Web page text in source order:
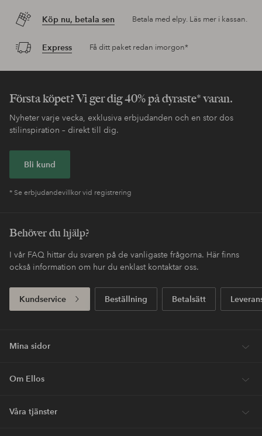
Köp nu, betala sen Betala med elpy. Läs mer i kassan.
Express Få ditt paket redan imorgon*
Första köpet? Vi ger dig 40% på dyraste* varan.
Nyheter varje vecka, exklusiva erbjudanden och en stor dos
stilinspiration – direkt till dig.
Bli kund
* Se erbjudandevillkor vid registrering
Behöver du hjälp?
I vår FAQ hittar du svaren på de vanligaste frågorna. Här finns
också information om hur du enklast kontaktar oss.
Kundservice Beställning Betalsätt
Mina sidor
Om Ellos
Våra tjänster